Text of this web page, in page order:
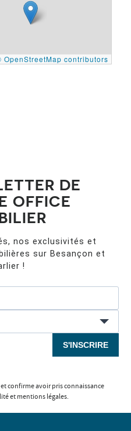
OpenStreetMap contributors
DE
OFFICE
nos exclusivités et
sur Besançon et
!
confirme avoir pris connaissance
et mentions légales.
S'INSCRIRE